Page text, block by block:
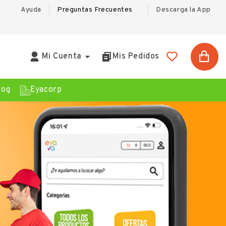
Ayuda Preguntas Frecuentes Descarga la App
Mi Cuenta  Mis Pedidos
Eyacorp